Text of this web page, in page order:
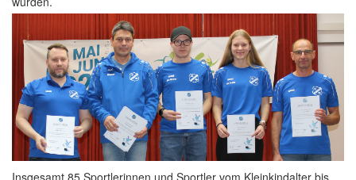
Insgesamt 85 Sportlerinnen und Sportler vom Kleinkindalter bis